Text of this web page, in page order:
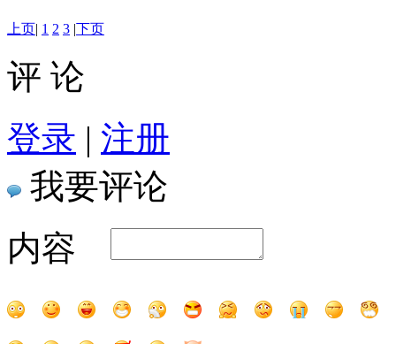
上页| 1 2 3 |下页
评 论
登录 | 注册
我要评论
内容